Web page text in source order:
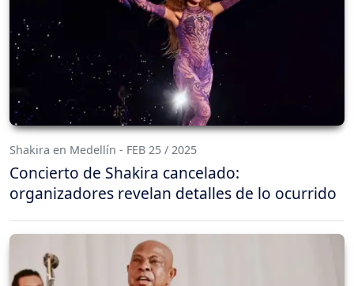
Shakira en Medellín - FEB 25 / 2025
Concierto de Shakira cancelado:
organizadores revelan detalles de lo ocurrido